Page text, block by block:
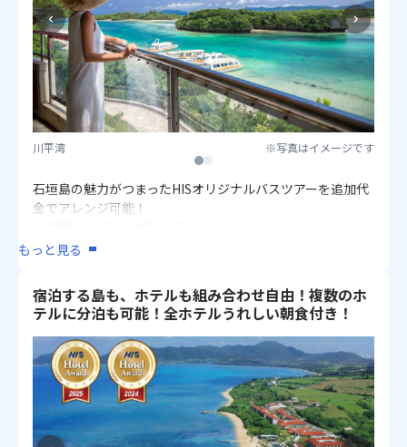
川平湾 ※写真はイメージです
石垣島の魅力がつまったHISオリジナルバスツアーを追加代
金でアレンジ可能！
【催行日】2026年7月1日〜9月30日月曜・水曜・土曜
《通常価格：大人 6,900円・小人5,900円⇒特別価格：大人
3,900円・小人2,900円》
※ご希望の際は、オプション選択画面にて参加日をお選び
ください。
行程の初日・最終日はご選択いただけません。
※バスツアーの注意事項は下記「ご案内とご注意」をご確
認ください。
もっと見る
宿泊する島も、ホテルも組み合わせ自由！複数のホ
テルに分泊も可能！全ホテルうれしい朝食付き！